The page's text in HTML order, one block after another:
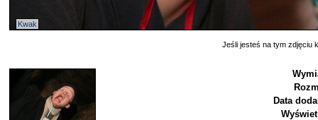
Kwak
Jeśli jesteś na tym zdjęciu
Data